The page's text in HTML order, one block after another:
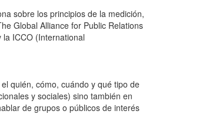
sobre los principios de la medición,
Global Alliance for Public Relations
ICCO (International
quién, cómo, cuándo y qué tipo de
y sociales) sino también en
de grupos o públicos de interés